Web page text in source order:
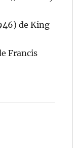
de King
Francis